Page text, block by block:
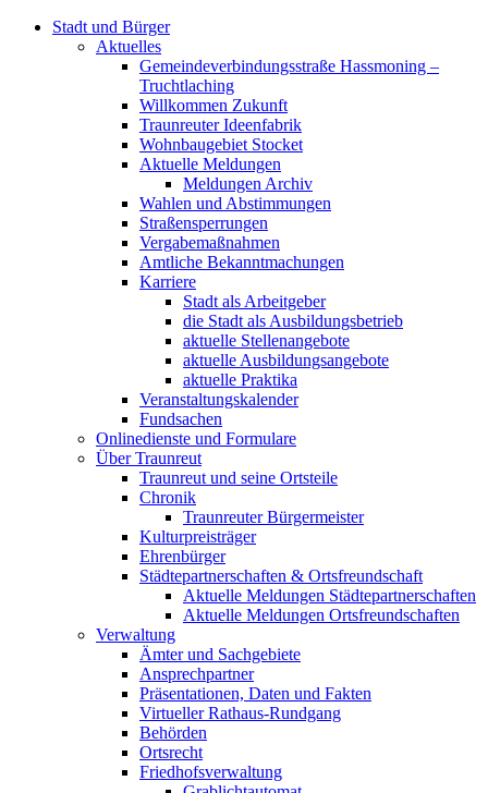
Stadt und Bürger
Aktuelles
Gemeindeverbindungsstraße Hassmoning –
Truchtlaching
Willkommen Zukunft
Traunreuter Ideenfabrik
Wohnbaugebiet Stocket
Aktuelle Meldungen
Meldungen Archiv
Wahlen und Abstimmungen
Straßensperrungen
Vergabemaßnahmen
Amtliche Bekanntmachungen
Karriere
Stadt als Arbeitgeber
die Stadt als Ausbildungsbetrieb
aktuelle Stellenangebote
aktuelle Ausbildungsangebote
aktuelle Praktika
Veranstaltungskalender
Fundsachen
Onlinedienste und Formulare
Über Traunreut
Traunreut und seine Ortsteile
Chronik
Traunreuter Bürgermeister
Kulturpreisträger
Ehrenbürger
Städtepartnerschaften & Ortsfreundschaft
Aktuelle Meldungen Städtepartnerschaften
Aktuelle Meldungen Ortsfreundschaften
Verwaltung
Ämter und Sachgebiete
Ansprechpartner
Präsentationen, Daten und Fakten
Virtueller Rathaus-Rundgang
Behörden
Ortsrecht
Friedhofsverwaltung